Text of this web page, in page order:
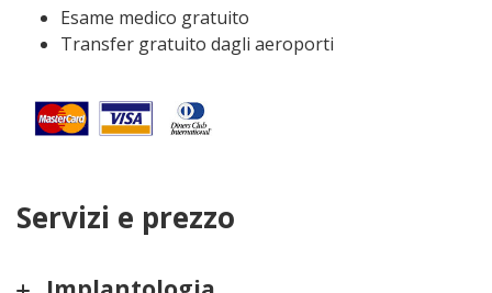
Esame medico gratuito
Transfer gratuito dagli aeroporti
Servizi e prezzo